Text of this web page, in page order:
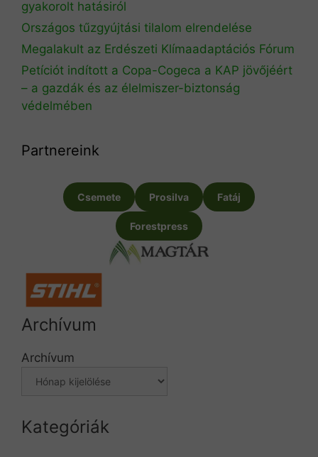
gyakorolt hatásiról
Országos tűzgyújtási tilalom elrendelése
Megalakult az Erdészeti Klímaadaptációs Fórum
Petíciót indított a Copa-Cogeca a KAP jövőjéért
– a gazdák és az élelmiszer-biztonság
védelmében
Partnereink
Csemete Prosilva Fatáj
Forestpress
Archívum
Archívum
Kategóriák